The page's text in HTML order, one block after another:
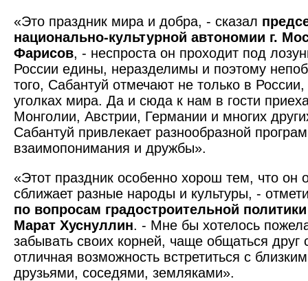
«Это праздник мира и добра, - сказал
национально-культурной автономии г.
Фарисов, - неспроста он проходит под
России едины, неразделимы и поэтому
того, Сабантуй отмечают не только в
уголках мира. Да и сюда к нам в гости
Монголии, Австрии, Германии и многих
Сабантуй привлекает разнообразной
взаимопонимания и дружбы».
«Этот праздник особенно хорош тем, что он
сближает разные народы и культуры, -
по вопросам градостроительной
Марат Хуснуллин. - Мне бы хотелось
забывать своих корней, чаще общаться друг
отличная возможность встретиться с
друзьями, соседями, земляками».